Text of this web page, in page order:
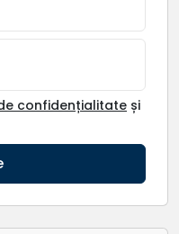
confidențialitate și